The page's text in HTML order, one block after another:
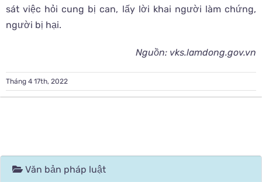
sát việc hỏi cung bị can, lấy lời khai người làm chứng,
người bị hại.
Nguồn: vks.lamdong.gov.vn
Tháng 4 17th, 2022
Văn bản pháp luật